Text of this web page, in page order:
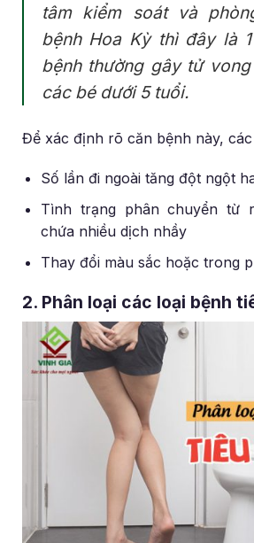
tâm kiểm soát và
bệnh Hoa Kỳ thì đây là
bệnh thường gây tử
các bé dưới 5 tuổi.
Để xác định rõ căn bệnh này,
Số lần đi ngoài tăng đột ngột
Tình trạng phân chuyển từ
chứa nhiều dịch nhầy
Thay đổi màu sắc hoặc trong
2. Phân loại các loại bệnh